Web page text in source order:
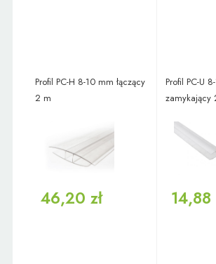
Profil PC-H 8-10 mm łączący
2 m
46,20 zł
Profil PC-U
zamykający
14,88